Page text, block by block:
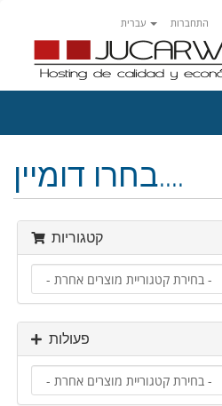
התחברות
בחרו דומיין....
קטגוריות
פעולות